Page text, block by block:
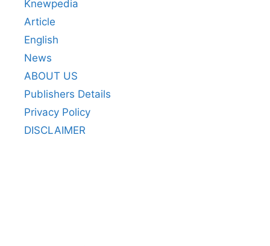
Knewpedia
Article
English
News
ABOUT US
Publishers Details
Privacy Policy
DISCLAIMER